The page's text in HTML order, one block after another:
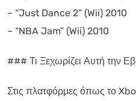
– “Just Dance 2” (Wii) 2010
– “NBA Jam” (Wii) 2010
### Τι Ξεχωρίζει Αυτή την
Στις πλατφόρμες όπως το